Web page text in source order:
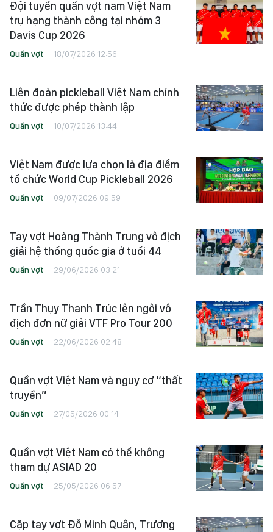
Đội tuyển quần vợt nam Việt Nam
trụ hạng thành công tại nhóm 3
Davis Cup 2026
Quần vợt 18/07/2026 12:56
Liên đoàn pickleball Việt Nam chính
thức được phép thành lập
Quần vợt 10/07/2026 13:44
Việt Nam được lựa chọn là địa điểm
tổ chức World Cup Pickleball 2026
Quần vợt 09/07/2026 09:59
Tay vợt Hoàng Thành Trung vô địch
giải hệ thống quốc gia ở tuổi 44
Quần vợt 29/06/2026 03:21
Trần Thụy Thanh Trúc lên ngôi vô
địch đơn nữ giải VTF Pro Tour 200
Quần vợt 22/06/2026 02:48
Quần vợt Việt Nam và nguy cơ “thất
truyền”
Quần vợt 27/05/2026 00:14
Quần vợt Việt Nam có thể không
tham dự ASIAD 20
Quần vợt 25/05/2026 06:57
Cặp tay vợt Đỗ Minh Quân, Trương